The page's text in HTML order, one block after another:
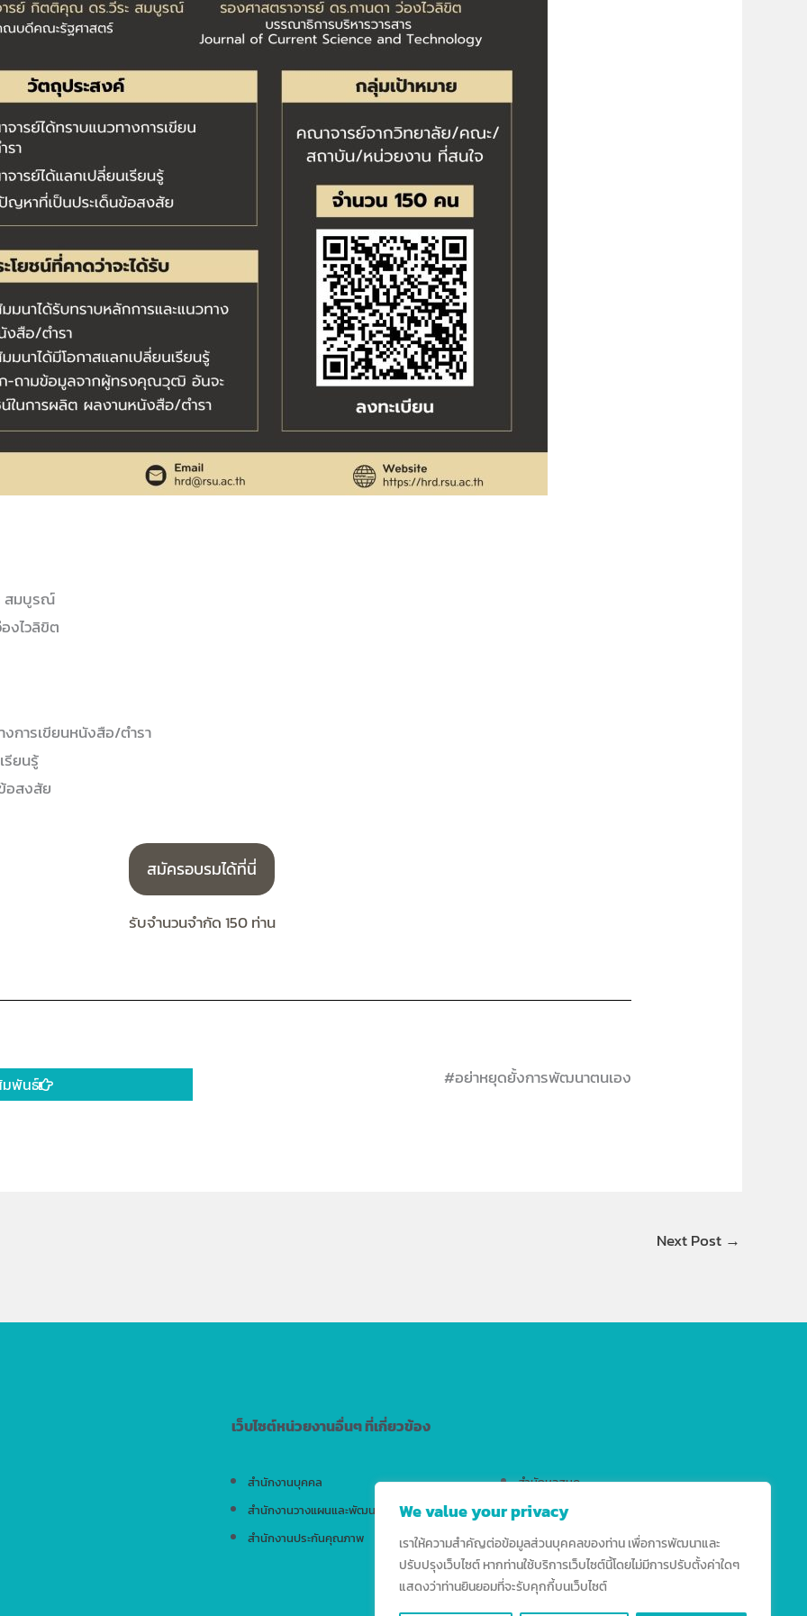
We value your privacy
เราให้ความสำคัญต่อข้อมูลส่วนบุคคลของท่าน เพื่อการพัฒนาและ
ปรับปรุงเว็บไซต์ หากท่านใช้บริการเว็บไซต์นี้โดยไม่มีการปรับตั้งค่าใดๆ
แสดงว่าท่านยินยอมที่จะรับคุกกี้บนเว็บไซต์
สมบูรณ์
งไวลิขิต
งการเขียนหนังสือ/ตำรา
รียนรู้
อสงสัย
สมัครอบรมได้ที่นี่
รับจำนวนจำกัด 150 ท่าน
มพันธ์ #อย่าหยุดยั้งการพัฒนาตนเอง
Next Post →
เว็บไซต์หน่วยงานอื่นๆ ที่เกี่ยวข้อง
สำนักงานบุคคล
สำนักงานวางแผนและพัฒนา
สำนักงานประกันคุณภาพ
สำนักหอสมุด
สำนักงานมาตรฐานวิชาการ
สำนักบริการเทคโนโลยีสารสนเทศ